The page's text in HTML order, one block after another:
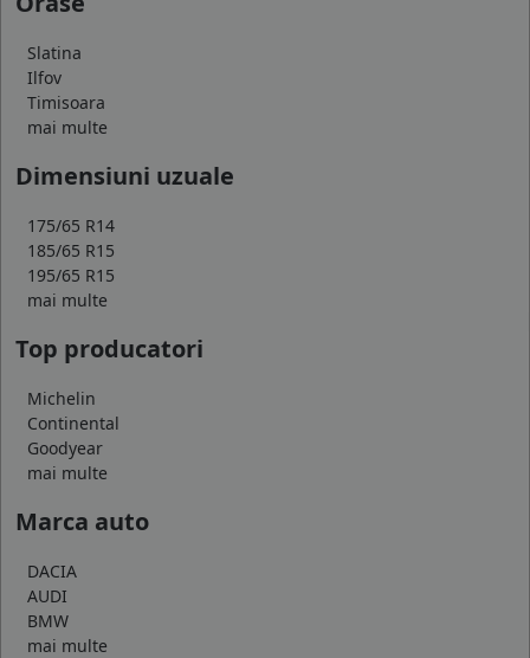
Slatina
Ilfov
Timisoara
mai multe
Dimensiuni uzuale
175/65 R14
185/65 R15
195/65 R15
mai multe
Top producatori
Michelin
Continental
Goodyear
mai multe
Marca auto
DACIA
AUDI
BMW
mai multe